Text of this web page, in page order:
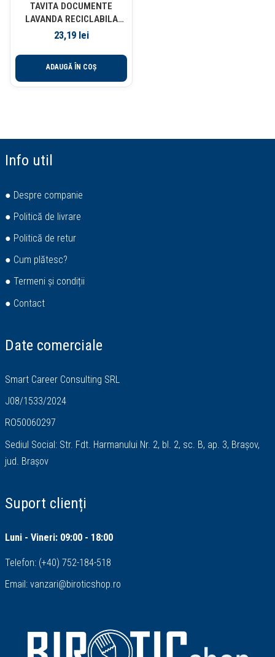
TAVITA DOCUMENTE
LAVANDA RECICLABILA
COLOUR’BREEZE ESSELTE
23,19 lei
ADAUGĂ ÎN COȘ
Info util
● Despre companie
● Politică de livrare
● Politică de retur
● Cum plătesc?
● Termeni și condiții
● Contact
Date comerciale
Smart Career Consulting SRL
J08/1533/2024
RO50060297
Sediul Social: Str. Fdt. Harmanului Nr. 2, bl. 2, sc. B, ap. 3, Brașov,
jud. Brașov
Suport clienți
Luni - Vineri: 09:00 - 18:00
Telefon: (+40) 752-184-518
Email: vanzari@biroticshop.ro